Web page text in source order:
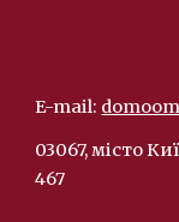
E-mail:
03067, місто
467